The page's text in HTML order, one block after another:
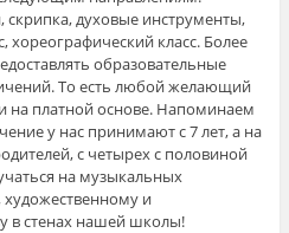
духовые инструменты,
хореографический класс. Более
образовательные
То есть любой желающий
на платной основе. Напоминаем
у нас принимают с 7 лет, а на
с четырех с половиной
на музыкальных
художественному и
в стенах нашей школы!